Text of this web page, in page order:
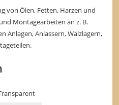
von Ölen, Fetten, Harzen und
Montagearbeiten an z. B.
Anlagen, Anlassern, Wälzlagern,